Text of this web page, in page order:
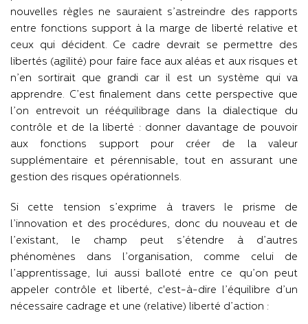
nouvelles règles ne sauraient s’astreindre des rapports
entre fonctions support à la marge de liberté relative et
ceux qui décident. Ce cadre devrait se permettre des
libertés (agilité) pour faire face aux aléas et aux risques et
n’en sortirait que grandi car il est un système qui va
apprendre. C’est finalement dans cette perspective que
l’on entrevoit un rééquilibrage dans la dialectique du
contrôle et de la liberté : donner davantage de pouvoir
aux fonctions support pour créer de la valeur
supplémentaire et pérennisable, tout en assurant une
gestion des risques opérationnels.
Si cette tension s’exprime à travers le prisme de
l’innovation et des procédures, donc du nouveau et de
l’existant, le champ peut s’étendre à d’autres
phénomènes dans l’organisation, comme celui de
l’apprentissage, lui aussi balloté entre ce qu’on peut
appeler contrôle et liberté, c'est-à-dire l’équilibre d’un
nécessaire cadrage et une (relative) liberté d’action :